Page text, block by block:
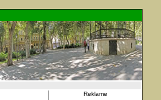
Reklame